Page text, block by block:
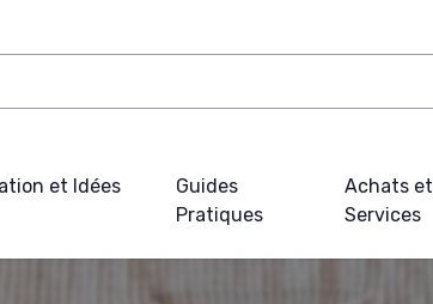
et Idées
Guides
Pratiques
Achats et
Services